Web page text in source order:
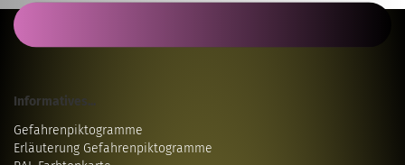
Informatives...
Gefahrenpiktogramme
Erläuterung Gefahrenpiktogramme